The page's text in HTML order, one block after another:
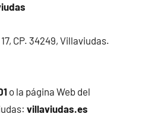
CP. 34249, Villaviudas.
o la página Web del
villaviudas.es